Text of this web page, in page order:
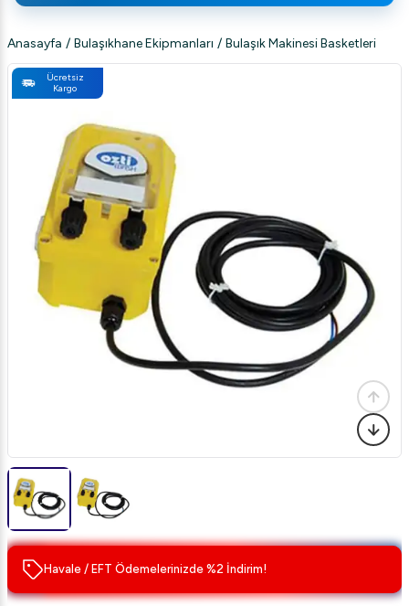
Anasayfa / Bulaşıkhane Ekipmanları / Bulaşık Makinesi Basketleri
Ücretsiz
Kargo
Havale / EFT Ödemelerinizde %2 İndirim!